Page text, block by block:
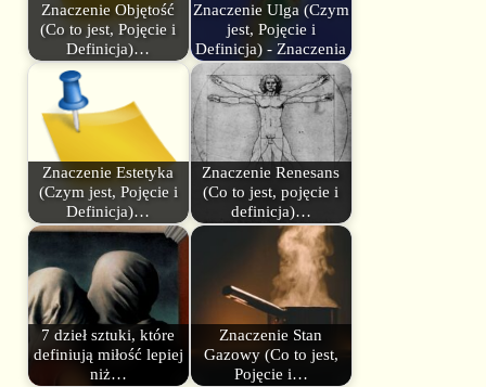
Znaczenie Objętość
(Co to jest, Pojęcie i
Definicja)…
Znaczenie Ulga (Czym
jest, Pojęcie i
Definicja) - Znaczenia
Znaczenie Estetyka
(Czym jest, Pojęcie i
Definicja)…
Znaczenie Renesans
(Co to jest, pojęcie i
definicja)…
7 dzieł sztuki, które
definiują miłość lepiej
niż…
Znaczenie Stan
Gazowy (Co to jest,
Pojęcie i…